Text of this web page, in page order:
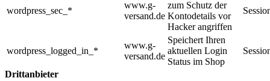
wordpress_sec_*
www.g-
versand.de
zum Schutz der
Kontodetails vor
Hacker angriffen
wordpress_logged_in_*
www.g-
versand.de
Speichert Ihren
aktuellen Login
Status im Shop
Drittanbieter